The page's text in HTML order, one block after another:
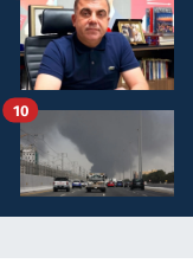
10